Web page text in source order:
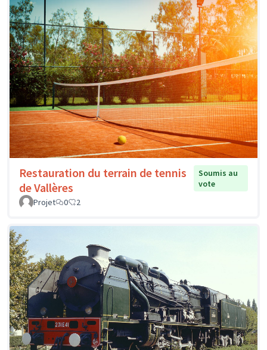
Restauration du terrain de tennis
de Vallères
Soumis au
vote
Projet
0 2